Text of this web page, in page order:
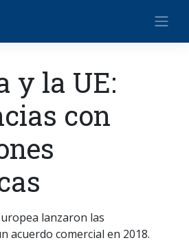
y la UE:
con
lanzaron las
acuerdo comercial en 2018.